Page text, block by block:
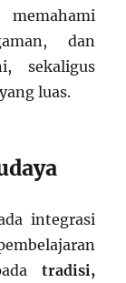
dan
sekaligus
luas.
integrasi
tradisi,